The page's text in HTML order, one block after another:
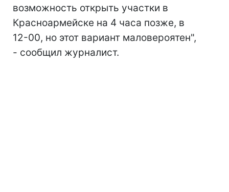
возможность открыть участки в
Красноармейске на 4 часа позже, в
12-00, но этот вариант маловероятен",
- сообщил журналист.